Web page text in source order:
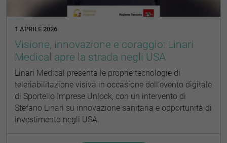
1 APRILE 2026
Visione, innovazione e coraggio: Linari
Medical apre la strada negli USA
Linari Medical presenta le proprie tecnologie di
teleriabilitazione visiva in occasione dell’evento digitale
di Sportello Imprese Unlock, con un intervento di
Stefano Linari su innovazione sanitaria e opportunità di
investimento negli USA.